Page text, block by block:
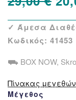
✓ Άμεσα
Κωδικός: 41453
⛟ BOX NOW,
Πίνακας μεγεθών
Μέγεθος